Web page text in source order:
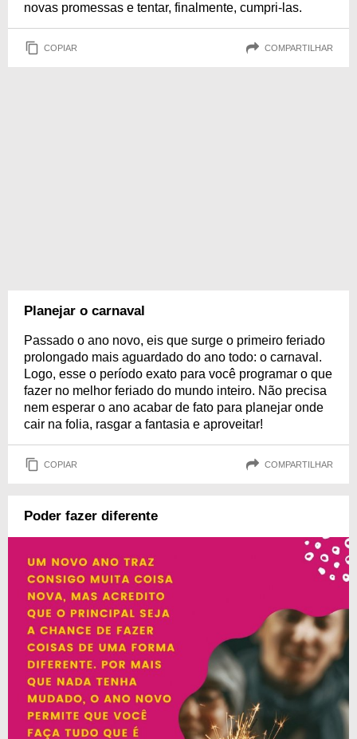
novas promessas e tentar, finalmente, cumpri-las.
COPIAR COMPARTILHAR
Planejar o carnaval
Passado o ano novo, eis que surge o primeiro feriado
prolongado mais aguardado do ano todo: o carnaval.
Logo, esse o período exato para você programar o que
fazer no melhor feriado do mundo inteiro. Não precisa
nem esperar o ano acabar de fato para planejar onde
cair na folia, rasgar a fantasia e aproveitar!
COPIAR COMPARTILHAR
Poder fazer diferente